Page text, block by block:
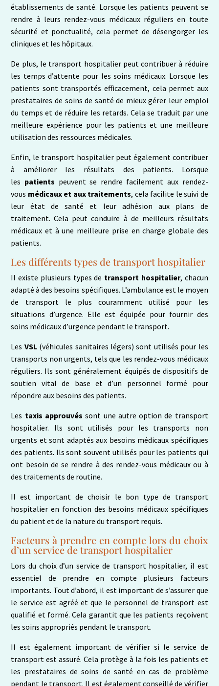
établissements de santé. Lorsque les patients peuvent se
rendre à leurs rendez-vous médicaux réguliers en toute
sécurité et ponctualité, cela permet de désengorger les
cliniques et les hôpitaux.
De plus, le transport hospitalier peut contribuer à réduire
les temps d’attente pour les soins médicaux. Lorsque les
patients sont transportés efficacement, cela permet aux
prestataires de soins de santé de mieux gérer leur emploi
du temps et de réduire les retards. Cela se traduit par une
meilleure expérience pour les patients et une meilleure
utilisation des ressources médicales.
Enfin, le transport hospitalier peut également contribuer
à améliorer les résultats des patients. Lorsque
les patients peuvent se rendre facilement aux rendez-
vous médicaux et aux traitements, cela facilite le suivi de
leur état de santé et leur adhésion aux plans de
traitement. Cela peut conduire à de meilleurs résultats
médicaux et à une meilleure prise en charge globale des
patients.
Les différents types de transport hospitalier
Il existe plusieurs types de transport hospitalier, chacun
adapté à des besoins spécifiques. L’ambulance est le moyen
de transport le plus couramment utilisé pour les
situations d’urgence. Elle est équipée pour fournir des
soins médicaux d’urgence pendant le transport.
Les VSL (véhicules sanitaires légers) sont utilisés pour les
transports non urgents, tels que les rendez-vous médicaux
réguliers. Ils sont généralement équipés de dispositifs de
soutien vital de base et d’un personnel formé pour
répondre aux besoins des patients.
Les taxis approuvés sont une autre option de transport
hospitalier. Ils sont utilisés pour les transports non
urgents et sont adaptés aux besoins médicaux spécifiques
des patients. Ils sont souvent utilisés pour les patients qui
ont besoin de se rendre à des rendez-vous médicaux ou à
des traitements de routine.
Il est important de choisir le bon type de transport
hospitalier en fonction des besoins médicaux spécifiques
du patient et de la nature du transport requis.
Facteurs à prendre en compte lors du choix
d’un service de transport hospitalier
Lors du choix d’un service de transport hospitalier, il est
essentiel de prendre en compte plusieurs facteurs
importants. Tout d’abord, il est important de s’assurer que
le service est agréé et que le personnel de transport est
qualifié et formé. Cela garantit que les patients reçoivent
les soins appropriés pendant le transport.
Il est également important de vérifier si le service de
transport est assuré. Cela protège à la fois les patients et
les prestataires de soins de santé en cas de problème
pendant le transport. Il est également conseillé de vérifier